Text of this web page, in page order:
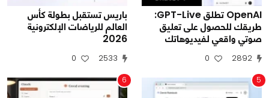
OpenAI تطلق GPT-Live:
طريقك للحصول على تعليق
صوتي واقعي لفيديوهاتك
2892
0
باريس تستقبل بطولة كأس
العالم للرياضات الإلكترونية
2026
2533
0
5
6